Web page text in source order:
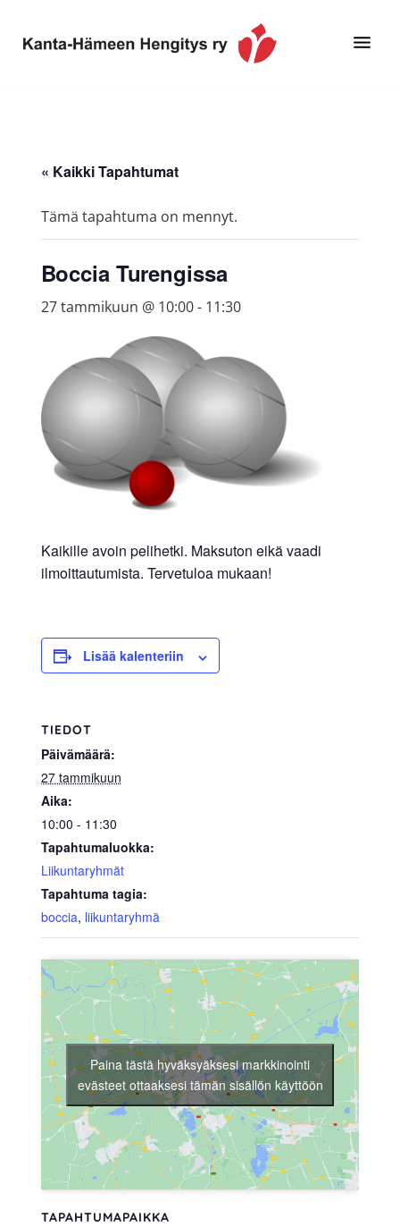
pääsisältöön
alatunnisteeseen
Hengitys
erityisesti
sinua
keuhkoahtaumatauti,uniapnea,
muut
sisäilma
allergiat.
Hengitys
« Kaikki Tapahtumat
Tämä tapahtuma on mennyt.
Boccia Turengissa
27 tammikuun @ 10:00- 11:30
Kaikille avoin pelihetki. Maksuton eikä vaadi
ilmoittautumista. Tervetuloa mukaan!
Lisää kalenteriin
TIEDOT
Päivämäärä:
27 tammikuun
Aika:
10:00 - 11:30
Tapahtumaluokka:
Liikuntaryhmät
Tapahtuma tagia:
boccia, liikuntaryhmä
TAPAHTUMAPAIKKA
Paina tästä hyväksyäksesi markkinointi
evästeet ottaaksesi tämän sisällön käyttöön